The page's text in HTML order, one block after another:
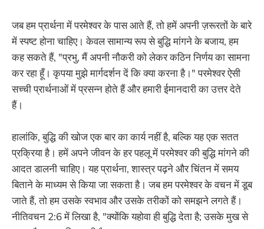
जब हम प्रार्थना में परमेश्वर के पास आते हैं, तो हमें अपनी ज़रूरतों के बारे
में स्पष्ट होना चाहिए। केवल सामान्य रूप से बुद्धि मांगने के बजाय, हम
कह सकते हैं, "प्रभु, मैं अपनी नौकरी को लेकर कठिन निर्णय का सामना
कर रहा हूँ। कृपया मुझे मार्गदर्शन दें कि क्या करना है।" परमेश्वर ऐसी
सच्ची प्रार्थनाओं में प्रसन्न होते हैं और हमारी ईमानदारी का उत्तर देते
हैं।
हालांकि, बुद्धि की खोज एक बार का कार्य नहीं है, बल्कि यह एक सतत
प्रक्रिया है। हमें अपने जीवन के हर पहलू में परमेश्वर की बुद्धि मांगने की
आदत डालनी चाहिए। यह प्रार्थना, शास्त्र पढ़ने और चिंतन में समय
बिताने के माध्यम से किया जा सकता है। जब हम परमेश्वर के वचन में डूब
जाते हैं, तो हम उसके स्वभाव और उसके तरीकों को समझने लगते हैं।
नीतिवचन 2:6 में लिखा है, "क्योंकि यहोवा ही बुद्धि देता है; उसके मुख से